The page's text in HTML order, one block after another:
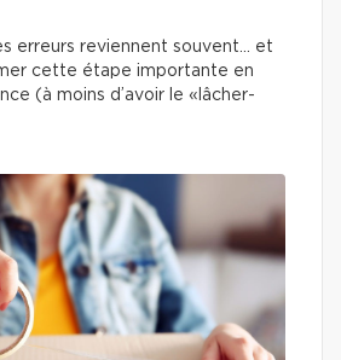
erreurs reviennent souvent… et
cette étape importante en
(à moins d’avoir le «lâcher-